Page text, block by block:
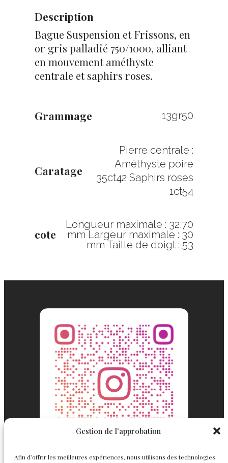
Gestion de l'approbation
Afin d’offrir les meilleures expériences, nous utilisons des technologies
Description
Bague Suspension et Frissons, en
or gris palladié 750/1000, alliant
en mouvement améthyste
centrale et saphirs roses.
Grammage 13gr50
Caratage
Pierre centrale :
Améthyste poire
35ct42 Saphirs roses
1ct54
cote
Longueur maximale : 32,70
mm Largeur maximale : 30
mm Taille de doigt : 53